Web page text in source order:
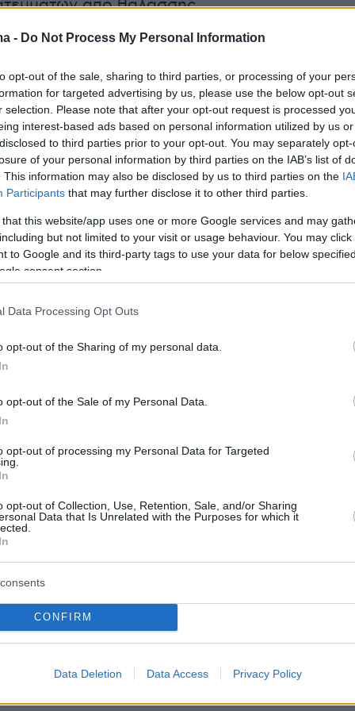
- Do Not Process My Personal Information
opt-out of the sale, sharing to third parties, or processing of your
for targeted advertising by us, please use the below opt-out
selection. Please note that after your opt-out request is processed
interest-based ads based on personal information utilized by us
to third parties prior to your opt-out. You may separately
of your personal information by third parties on the IAB’s list of
This information may also be disclosed by us to third parties on the
Participants that may further disclose it to other third parties.
that this website/app uses one or more Google services and may
but not limited to your visit or usage behaviour. You may
to Google and its third-party tags to use your data for below
consent section.
Data Processing Opt Outs
opt-out of the Sharing of my personal data.
opt-out of the Sale of my Personal Data.
opt-out of processing my Personal Data for Targeted
opt-out of Collection, Use, Retention, Sale, and/or Sharing
Data that Is Unrelated with the Purposes for which it
CONFIRM
Data Deletion Data Access Privacy Policy
από θαλάσσης.
δήμαρχος του Κιέβου,Βιτάλι Κλίτσκο ,είχε
ότι θα επιβάλει απαγόρευση κυκλοφορίας 36
της Τρίτης στην πρωτεύουσα, λόγω
και δύσκολων στιγμών»που ζουν οι κάτοικοί
στις 20:00 (τοπική ώρα και ώρα
το πρωί της Πέμπτης θα απαγορεύεται η
Κίεβο, ανακοίνωσε στο Telegram ο
πρωτεύουσα έγινε στόχος πολλών
σήμερα το πρωί. «Σήμερα είναι μια δύσκολη
στιγμή», τόνισε ο ίδιος. «Η πρωτεύουσα
το Κίεβο, το οποίο αποτελεί αυτή τη στιγμή
την προκεχωρημένη βάση της ελευθερίας
της Ευρώπης»,
A woman who lives here told us that at least 2
(@ronzheimer)
από το χτύπημα στον τηλεοπτικό σταθμό
σήμερα οι νεκροί και άλλοι 9 είναι οι
το αεροπορικό χτύπημασε έναν
πύργο στην περιφέρεια Ρίβνε, στη βόρεια